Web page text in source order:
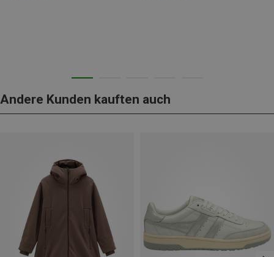
Andere Kunden kauften auch